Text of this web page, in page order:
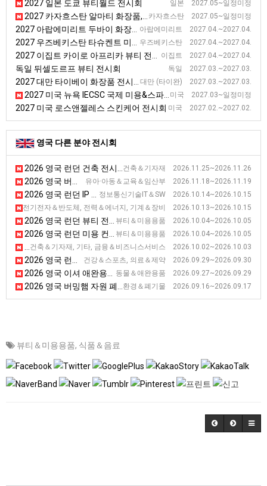
일본 2027.05~일정미정
2027 일본 도쿄 뷰티월드 전시회
카자흐스탄 2027.05~일정미정
2027 카자흐스탄 알마티 화장품, 뷰티 산업 관련 전시회
아랍에미리트 2027.04.~2027.04.
2027 아랍에미리트 두바이 화장품, 미용 전시회
우즈베키스탄 2027.04.~2027.04.
2027 우즈베키스탄 타슈켄트 미용산업 전시회
이집트 2027.04.~2027.04.
2027 이집트 카이로 아프리카 뷰티 전시회
독일 2027.03.~2027.03.
독일 뒤셀도르프 뷰티 전시회
대만 (타이완) 2027.03.~2027.03.
2027 대만 타이베이 화장품 전시회(뷰티월드)
미국 2027.03~일정미정
2027 미국 뉴욕 IECSC 국제 미용&스파 전시회
미국 2027.02.~2027.02.
2027 미국 로스앤젤레스 스킨케어 전시회
영국 다른 분야 전시회
건축＆기자재 2026.11.25~2026.11.26
2026 영국 런던 건축 전시회
유아·아동＆교육＆임산부 2026.11.18~2026.11.19
2026 영국 버밍햄 학교 및 아카데미 전시회 [SAA Show]
정보통신기술IT＆SW 2026.10.14~2026.10.15
2026 영국 런던 IP 전시회 [IPE]
비스, 전기전자＆반도체, 전력＆에너지, 기계＆장비 2026.10.13~2026.10.15
2026 영국 런던 네트워크 인프라 전시회 [Capacity Europe]
뷰티＆미용용품 2026.10.04~2026.10.05
2026 영국 런던 뷰티 전시회
뷰티＆미용용품 2026.10.04~2026.10.05
2026 영국 런던 미용 컨퍼런스 & 전시회
건축＆기자재, 기타, 금융＆비즈니스서비스 2026.10.02~2026.10.03
건강＆스포츠, 의료＆제약 2026.09.29~2026.09.30
2026 영국 런던 의료기기 전시회 [Healthcare Excellence Through Technology]
동물＆애완용품 2026.09.27~2026.09.29
2026 영국 이셔 애완용품 전시회
환경＆폐기물 2026.09.16~2026.09.17
2026 영국 버밍햄 자원 폐기물 관리 제품 전시회 [Resource & Wast Management Expo]
뷰티＆미용용품, 식품＆음료